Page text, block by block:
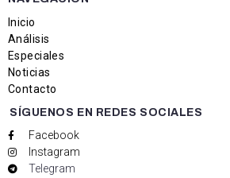
Inicio
Análisis
Especiales
Noticias
Contacto
SÍGUENOS EN REDES SOCIALES
Facebook
Instagram
Telegram